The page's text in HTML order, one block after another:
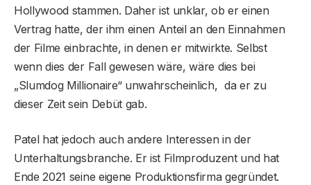
Hollywood stammen. Daher ist unklar, ob er einen
Vertrag hatte, der ihm einen Anteil an den Einnahmen
der Filme einbrachte, in denen er mitwirkte. Selbst
wenn dies der Fall gewesen wäre, wäre dies bei
„Slumdog Millionaire“ unwahrscheinlich, da er zu
dieser Zeit sein Debüt gab.
Patel hat jedoch auch andere Interessen in der
Unterhaltungsbranche. Er ist Filmproduzent und hat
Ende 2021 seine eigene Produktionsfirma gegründet.